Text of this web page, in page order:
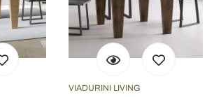
VIADURINI LIVING